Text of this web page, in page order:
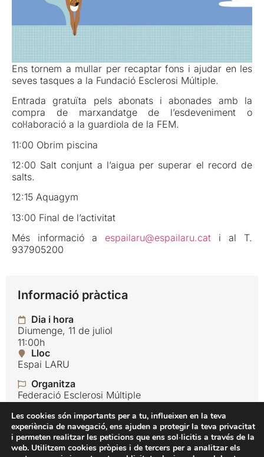
Informació pràctica
Dia i hora
Diumenge, 11 de juliol
11:00h
Lloc
Espai LARU
Organitza
Federació Esclerosi Múltiple
Idioma
Català
Preu
Ens tornem a mullar per recaptar fons i ajudar en les
seves tasques a la Fundació Esclerosi Múltiple.
Entrada gratuïta pels abonats i abonades amb la
compra de marxandatge de l’esdeveniment o
col·laboració a la guardiola de la FEM.
11:00 Obrim piscina
12:00 Salt conjunt a l’aigua per superar el record de
salts.
12:15 Aquagym
13:00 Final de l’activitat
Més informació a espailaru@espailaru.cat i al T.
937905200
Les cookies són importants per a tu, influeixen en la teva
experiència de navegació, ens ajuden a protegir la teva privacitat
i permeten realitzar les peticions que ens sol·licitis a través de la
web. Utilitzem cookies pròpies i de tercers per a analitzar els